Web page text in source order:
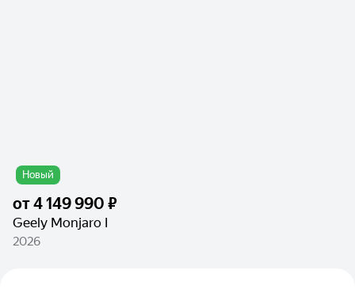
Новый
от4 149 990 ₽
Geely Monjaro I
2026